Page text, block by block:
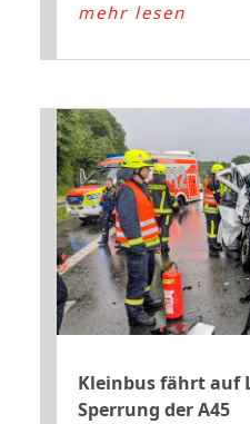
mehr lesen
Kleinbus fährt auf
Sperrung der A45